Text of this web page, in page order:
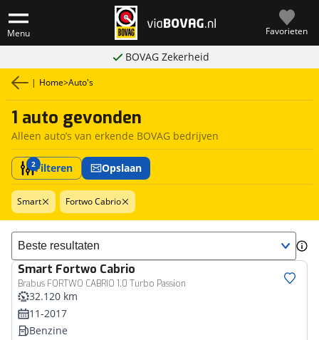
Menu Favorieten
BOVAG Zekerheid
| Home>Auto's
1 auto gevonden
Alleen auto’s van erkende BOVAG bedrijven
2Filteren Opslaan
Smart Fortwo Cabrio
Sorteer resultaten
Smart Fortwo Cabrio
Brabus FORTWO CABRIO 1.0 Turbo Passion
32.120 km
11-2017
Benzine